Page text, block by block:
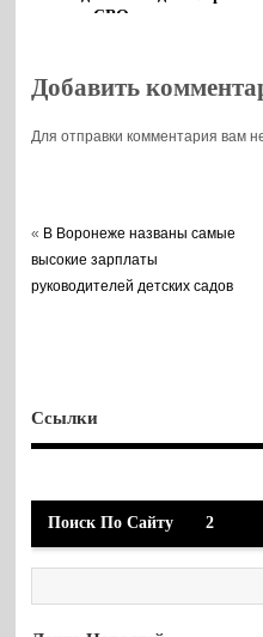
в СВО
Добавить
Для отправки комментария вам
« В Воронеже названы самые
высокие зарплаты
руководителей детских садов
Ссылки
Поиск По Сайту 2